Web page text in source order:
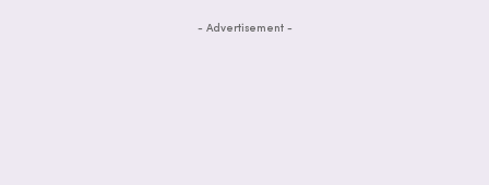
- Advertisement -